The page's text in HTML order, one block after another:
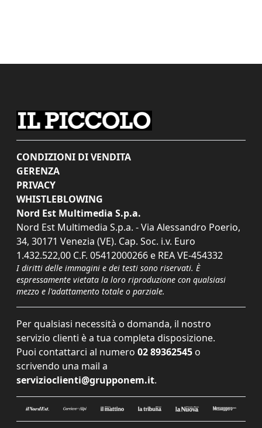
CONDIZIONI DI VENDITA
GERENZA
PRIVACY
WHISTLEBLOWING
Nord Est Multimedia S.p.a.
Nord Est Multimedia S.p.a. - Via Alessandro Poerio,
34, 30171 Venezia (VE). Cap. Soc. i.v. Euro
1.432.522,00 C.F. 05412000266 e REA VE-454332
I diritti delle immagini e dei testi sono riservati. È
espressamente vietata la loro riproduzione con qualsiasi
mezzo e l'adattamento totale o parziale.
Per qualsiasi necessità o domanda, il nostro
servizio clienti è a tua completa disposizione.
Puoi contattarci al numero 02 89362545 o
scrivendo una mail a
servizioclienti@grupponem.it.